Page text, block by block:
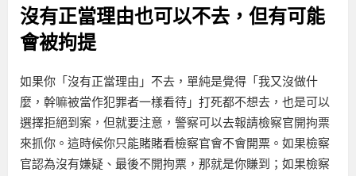
沒有正當理由也可以不去，但有可能
會被拘提
如果你「沒有正當理由」不去，單純是覺得「我又沒做什
麼，幹嘛被當作犯罪者一樣看待」打死都不想去，也是可以
選擇拒絕到案，但就要注意，警察可以去報請檢察官開拘票
來抓你。這時候你只能賭賭看檢察官會不會開票。如果檢察
官認為沒有嫌疑、最後不開拘票，那就是你賺到；如果檢察